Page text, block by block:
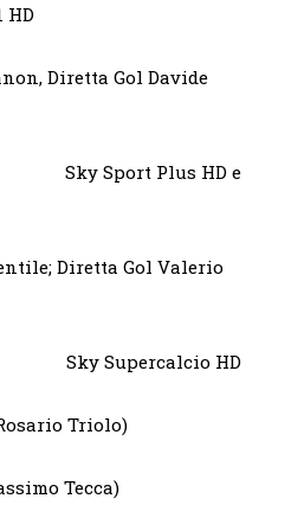
HD
Diretta Gol Davide
Sky Sport Plus HD e
Diretta Gol Valerio
HD
Triolo)
Tecca)